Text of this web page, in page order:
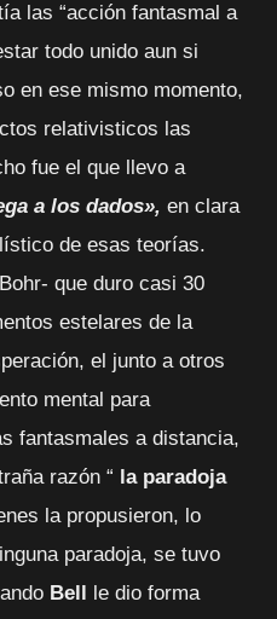
las “acción fantasmal a
todo unido aun si
en ese mismo momento,
relativisticos las
fue el que llevo a
a los dados», en clara
de esas teorías.
que duro casi 30
estelares de la
el junto a otros
mental para
fantasmales a distancia,
razón “ la paradoja
la propusieron, lo
paradoja, se tuvo
Bell le dio forma